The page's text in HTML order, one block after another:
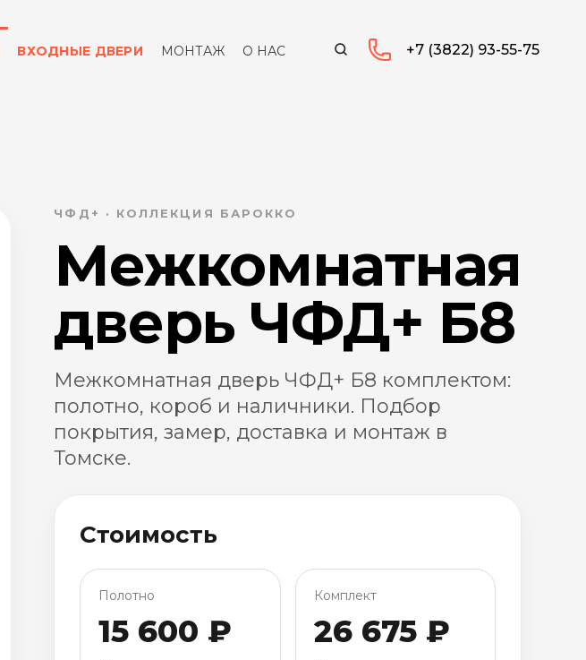
ВХОДНЫЕ ДВЕРИ МОНТАЖ О НАС +7 (3822) 93-55-75
ЧФД+ · КОЛЛЕКЦИЯ БАРОККО
Межкомнатная
дверь ЧФД+ Б8
Межкомнатная дверь ЧФД+ Б8 комплектом:
полотно, короб и наличники. Подбор
покрытия, замер, доставка и монтаж в
Томске.
Стоимость
Полотно
15 600 ₽
Комплект
26 675 ₽